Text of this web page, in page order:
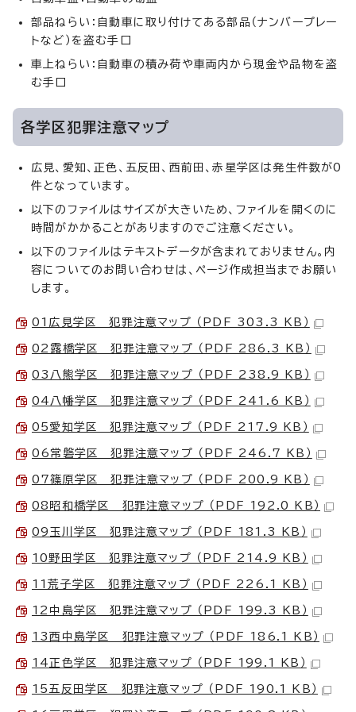
部品ねらい：自動車に取り付けてある部品（ナンバープレー
トなど）を盗む手口
車上ねらい：自動車の積み荷や車両内から現金や品物を盗
む手口
各学区犯罪注意マップ
広見、愛知、正色、五反田、西前田、赤星学区は発生件数が0
件となっています。
以下のファイルはサイズが大きいため、ファイルを開くのに
時間がかかることがありますのでご注意ください。
以下のファイルはテキストデータが含まれておりません。内
容についてのお問い合わせは、ページ作成担当までお願い
します。
01広見学区 犯罪注意マップ （PDF 303.3 KB）
02露橋学区 犯罪注意マップ （PDF 286.3 KB）
03八熊学区 犯罪注意マップ （PDF 238.9 KB）
04八幡学区 犯罪注意マップ （PDF 241.6 KB）
05愛知学区 犯罪注意マップ （PDF 217.9 KB）
06常磐学区 犯罪注意マップ （PDF 246.7 KB）
07篠原学区 犯罪注意マップ （PDF 200.9 KB）
08昭和橋学区 犯罪注意マップ （PDF 192.0 KB）
09玉川学区 犯罪注意マップ （PDF 181.3 KB）
10野田学区 犯罪注意マップ （PDF 214.9 KB）
11荒子学区 犯罪注意マップ （PDF 226.1 KB）
12中島学区 犯罪注意マップ （PDF 199.3 KB）
13西中島学区 犯罪注意マップ （PDF 186.1 KB）
14正色学区 犯罪注意マップ （PDF 199.1 KB）
15五反田学区 犯罪注意マップ （PDF 190.1 KB）